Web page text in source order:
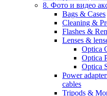
8. Фото и видео
Bags & Cases
Cleaning &
Flashes &
Lenses &
Optica
Optica
Optica
Power
cables
Tripods &